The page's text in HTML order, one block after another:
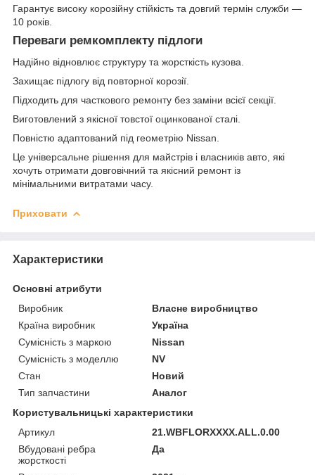
Гарантує високу корозійну стійкість та довгий термін служби —
10 років.
Переваги ремкомплекту підлоги
Надійно відновлює структуру та жорсткість кузова.
Захищає підлогу від повторної корозії.
Підходить для часткового ремонту без заміни всієї секції.
Виготовлений з якісної товстої оцинкованої сталі.
Повністю адаптований під геометрію Nissan.
Це універсальне рішення для майстрів і власників авто, які
хочуть отримати довговічний та якісний ремонт із
мінімальними витратами часу.
Приховати
Характеристики
Основні атрибути
Виробник
Власне виробництво
Країна виробник
Україна
Сумісність з маркою
Nissan
Сумісність з моделлю
NV
Стан
Новий
Тип запчастини
Аналог
Користувальницькі характеристики
Артикул
21.WBFLORXXXX.ALL.0.00
Вбудовані ребра
жорсткості
Да